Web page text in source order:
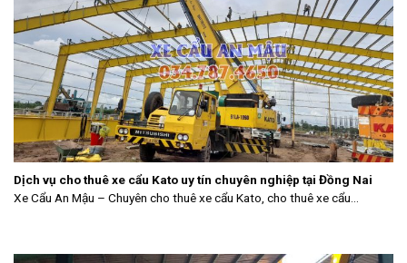
Dịch vụ cho thuê xe cẩu Kato uy tín chuyên nghiệp tại Đồng Nai
Xe Cẩu An Mậu – Chuyên cho thuê xe cẩu Kato, cho thuê xe cẩu...